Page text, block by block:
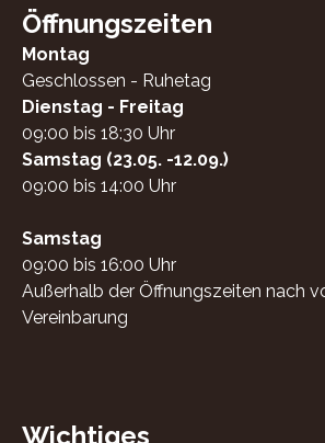
Öffnungszeiten
Montag
Geschlossen - Ruhetag
Dienstag - Freitag
09:00 bis 18:30 Uhr
Samstag (23.05. -12.09.)
09:00 bis 14:00 Uhr
Samstag
09:00 bis 16:00 Uhr
Außerhalb der Öffnungszeiten nach
Vereinbarung
Wichtiges